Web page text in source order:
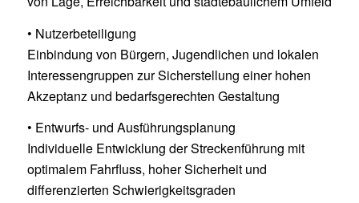
• Nutzerbeteiligung
Einbindung von Bürgern, Jugendlichen und lokalen
Interessengruppen zur Sicherstellung einer hohen
Akzeptanz und bedarfsgerechten Gestaltung
• Entwurfs- und Ausführungsplanung
Individuelle Entwicklung der Streckenführung mit
optimalem Fahrfluss, hoher Sicherheit und
differenzierten Schwierigkeitsgraden